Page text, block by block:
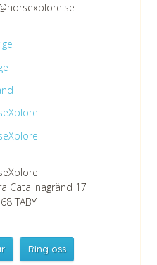
»
Catalinagränd 17
TÄBY
Ring oss